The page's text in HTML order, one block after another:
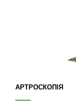
АРТРОСКОПІЯ